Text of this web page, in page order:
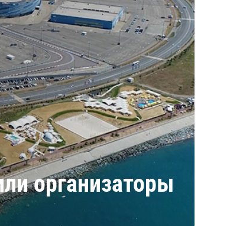
организаторы